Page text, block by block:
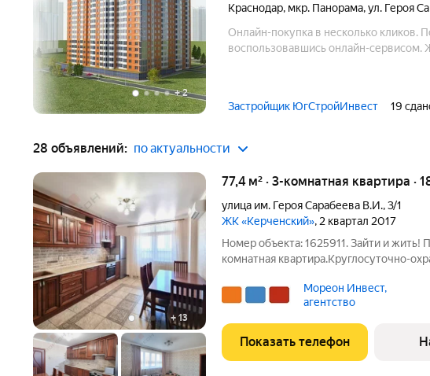
Краснодар, мкр. Панорама,ул. Героя
Онлайн-покупка в несколько кликов.
воспользовавшись онлайн-сервисом.
Застройщик ЮгСтройИнвест 19
+2
28 объявлений: по актуальности
+ 13
77,4 м² · 3-комнатная квартира ·
улица им. Героя Сарабеева В.И.,3/1
ЖК «Керченский», 2 квартал 2017
Номер объекта: 1625911. Зайти и жить!
комнатная квартира.Круглосуточно-
суток.Развитая инфраструктура ,есть
парк Галицкого и стадион
Мореон Инвест,
агентство
Показать телефон